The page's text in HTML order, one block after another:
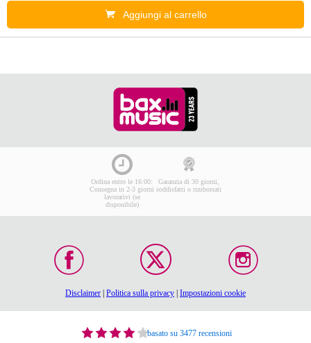
Aggiungi al carrello
Ordina entro le 16:00:
Consegna in 2-3 giorni
lavorativi (se
disponibile)
Garanzia di 30 giorni,
soddisfatti o rimborsati
Disclaimer Politica sulla privacy Impostazioni cookie
basato su 3477 recensioni